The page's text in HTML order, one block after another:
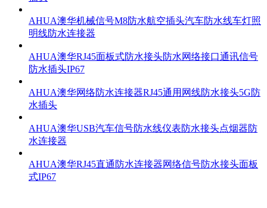
AHUA澳华机械信号M8防水航空插头汽车防水线车灯照
明线防水连接器
AHUA澳华RJ45面板式防水接头防水网络接口通讯信号
防水插头IP67
AHUA澳华网络防水连接器RJ45通用网线防水接头5G防
水插头
AHUA澳华USB汽车信号防水线仪表防水接头点烟器防
水连接器
AHUA澳华RJ45直通防水连接器网络信号防水接头面板
式IP67